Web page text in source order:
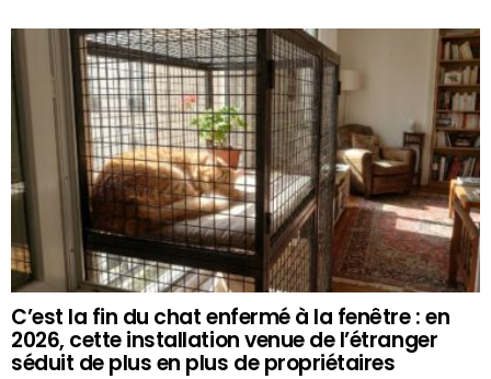
C’est la fin du chat enfermé à la fenêtre : en
2026, cette installation venue de l’étranger
séduit de plus en plus de propriétaires